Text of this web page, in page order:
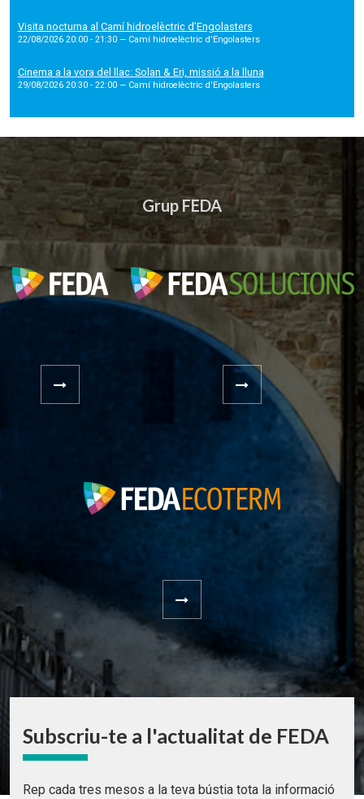
Visita nocturna al Camí hidroelèctric d’Engolasters
22/08/2026 20:00 - 21:30 — Camí hidroelèctric d'Engolasters
Cinema a la vora del llac: Solan & Eri, missió a la lluna
29/08/2026 20:30 - 22:00 — Camí hidroelèctric d'Engolasters
Grup FEDA
Subscriu-te a l'actualitat de FEDA
Rep cada tres mesos a la teva bústia tota la informació